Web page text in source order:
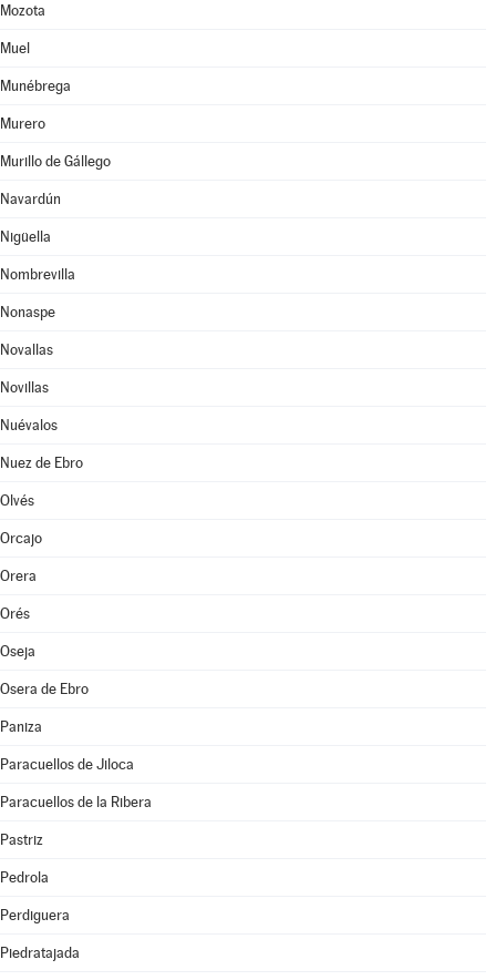
Mozota
Muel
Munébrega
Murero
Murillo de Gállego
Navardún
Nigüella
Nombrevilla
Nonaspe
Novallas
Novillas
Nuévalos
Nuez de Ebro
Olvés
Orcajo
Orera
Orés
Oseja
Osera de Ebro
Paniza
Paracuellos de Jiloca
Paracuellos de la Ribera
Pastriz
Pedrola
Perdiguera
Piedratajada